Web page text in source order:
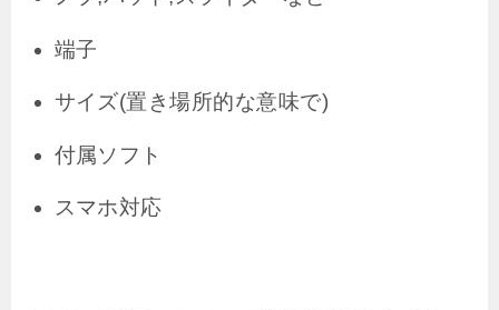
端子
サイズ(置き場所的な意味で)
付属ソフト
スマホ対応